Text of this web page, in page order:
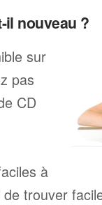
il nouveau ?
sur
pas
CD
à
trouver